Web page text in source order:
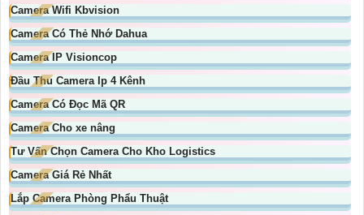
Camera Wifi Kbvision
Camera Có Thẻ Nhớ Dahua
Camera IP Visioncop
Đầu Thu Camera Ip 4 Kênh
Camera Có Đọc Mã QR
Camera Cho xe nâng
Tư Vấn Chọn Camera Cho Kho Logistics
Camera Giá Rẻ Nhất
Lắp Camera Phòng Phẩu Thuật